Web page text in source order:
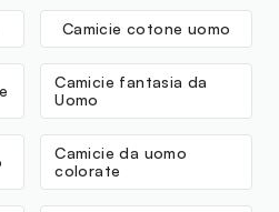
Camicie cotone uomo
Camicie fantasia da
Uomo
Camicie da uomo
colorate